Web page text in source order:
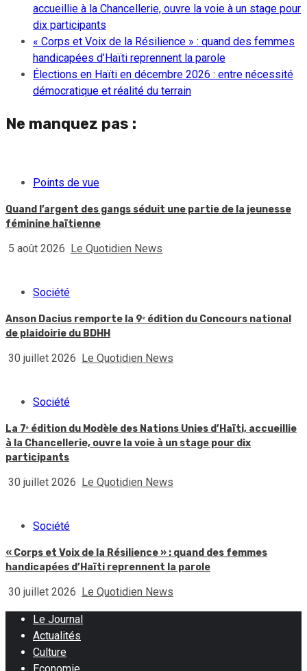
accueillie à la Chancellerie, ouvre la voie à un stage pour
dix participants
« Corps et Voix de la Résilience » : quand des femmes
handicapées d’Haïti reprennent la parole
Élections en Haïti en décembre 2026 : entre nécessité
démocratique et réalité du terrain
Ne manquez pas :
Points de vue
Quand l’argent des gangs séduit une partie de la jeunesse
féminine haïtienne
5 août 2026 Le Quotidien News
Société
Anson Dacius remporte la 9ᵉ édition du Concours national
de plaidoirie du BDHH
30 juillet 2026 Le Quotidien News
Société
La 7ᵉ édition du Modèle des Nations Unies d’Haïti, accueillie
à la Chancellerie, ouvre la voie à un stage pour dix
participants
30 juillet 2026 Le Quotidien News
Société
« Corps et Voix de la Résilience » : quand des femmes
handicapées d’Haïti reprennent la parole
30 juillet 2026 Le Quotidien News
Le Journal
Actualités
Culture